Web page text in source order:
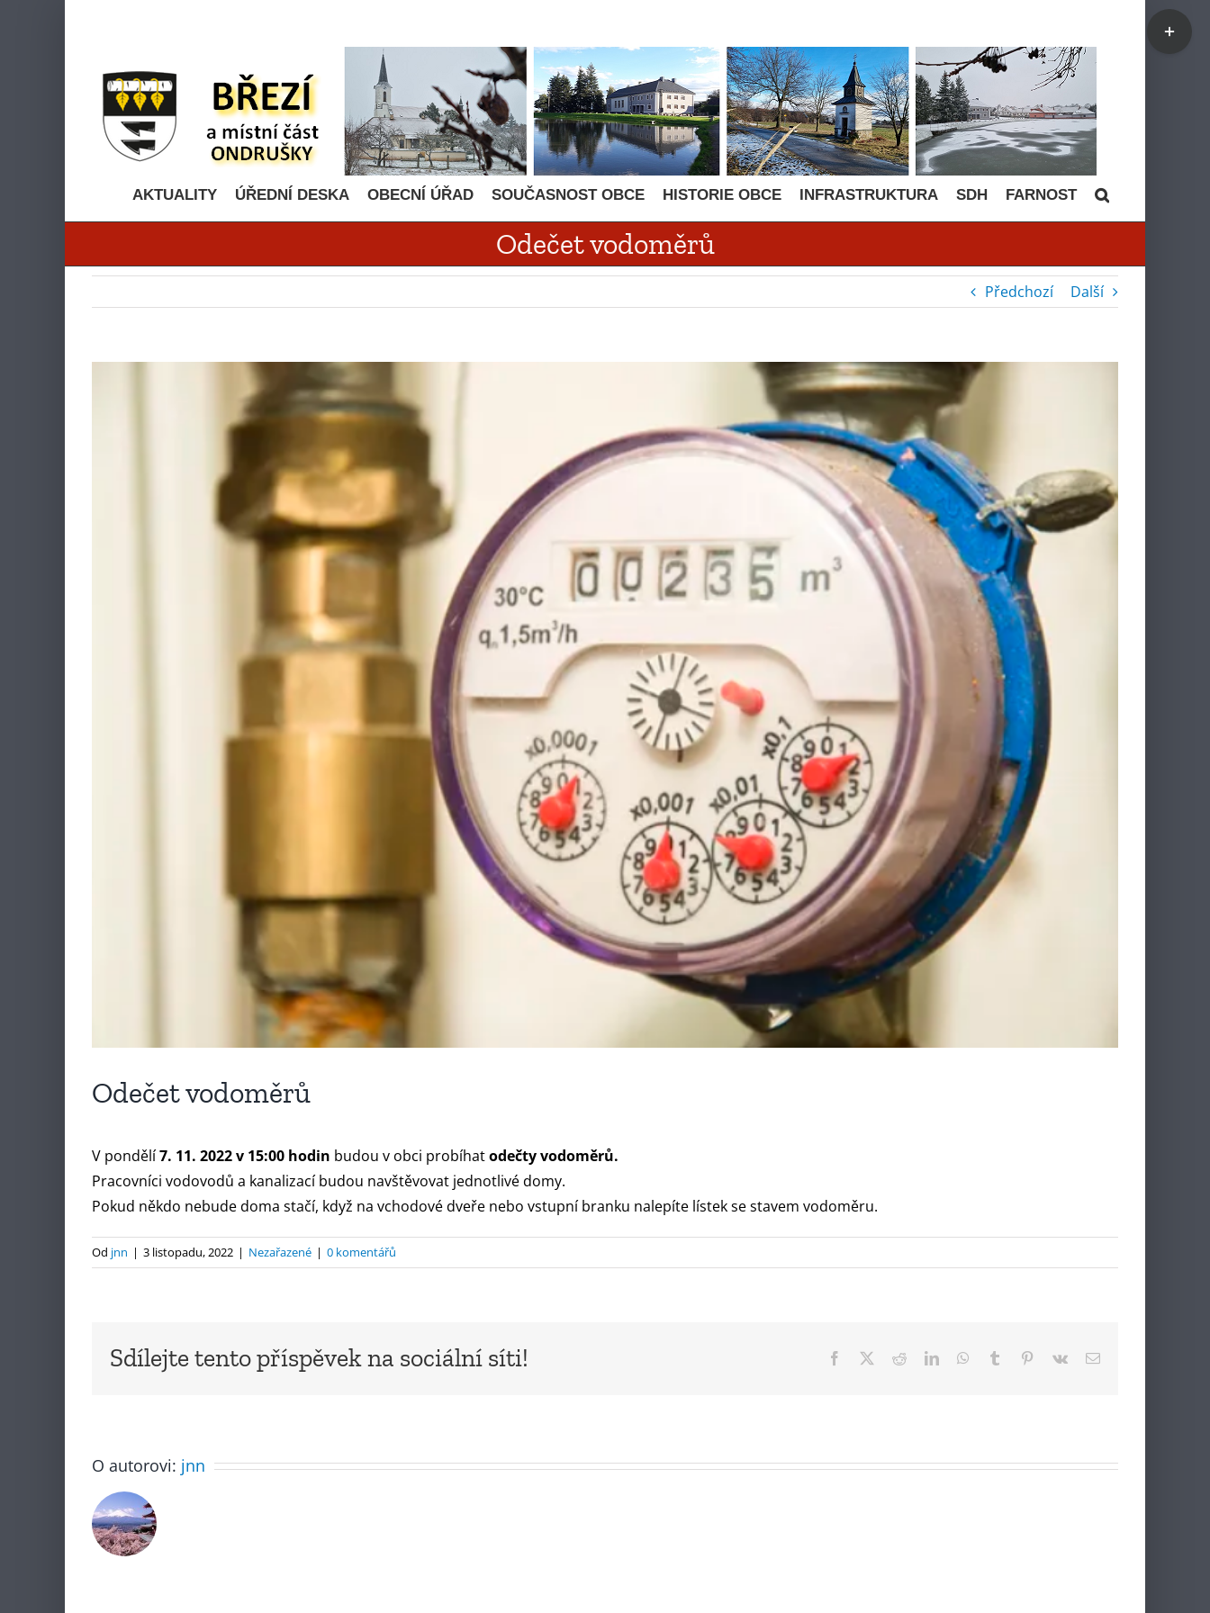
AKTUALITY ÚŘEDNÍ DESKA OBECNÍ ÚŘAD SOUČASNOST OBCE HISTORIE OBCE INFRASTRUKTURA SDH FARNOST
Odečet vodoměrů
Předchozí Další
Odečet vodoměrů
V pondělí7. 11. 2022 v 15:00 hodin budou v obci probíhatodečty vodoměrů.
Pracovníci vodovodů a kanalizací budou navštěvovat jednotlivé domy.
Pokud někdo nebude doma stačí, když na vchodové dveře nebo vstupní branku nalepíte lístek se stavem vodoměru.
Od jnn | 3 listopadu, 2022 | Nezařazené | 0 komentářů
Sdílejte tento příspěvek na sociální síti! Facebook RedditLinkedInWhatsApp
Tumblr Pinterest
Vk
E-
O autorovi: jnn
Toggle
Sliding